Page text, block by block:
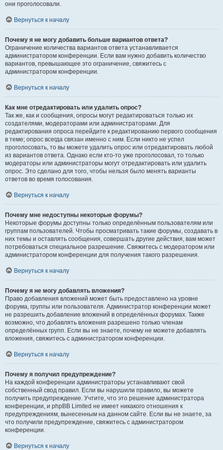
они проголосовали.
Вернуться к началу
Почему я не могу добавить больше вариантов ответа?
Ограничение количества вариантов ответа устанавливается
администратором конференции. Если вам нужно добавить количество
вариантов, превышающее это ограничение, свяжитесь с
администратором конференции.
Вернуться к началу
Как мне отредактировать или удалить опрос?
Так же, как и сообщения, опросы могут редактироваться только их
создателями, модераторами или администраторами. Для
редактирования опроса перейдите к редактированию первого сообщения
в теме; опрос всегда связан именно с ним. Если никто не успел
проголосовать, то вы можете удалить опрос или отредактировать любой
из вариантов ответа. Однако если кто-то уже проголосовал, то только
модераторы или администраторы могут отредактировать или удалить
опрос. Это сделано для того, чтобы нельзя было менять варианты
ответов во время голосования.
Вернуться к началу
Почему мне недоступны некоторые форумы?
Некоторые форумы доступны только определённым пользователям или
группам пользователей. Чтобы просматривать такие форумы, создавать в
них темы и оставлять сообщения, совершать другие действия, вам может
потребоваться специальное разрешение. Свяжитесь с модератором или
администратором конференции для получения такого разрешения.
Вернуться к началу
Почему я не могу добавлять вложения?
Право добавления вложений может быть предоставлено на уровне
форума, группы или пользователя. Администратор конференции может
не разрешить добавление вложений в определённых форумах. Также
возможно, что добавлять вложения разрешено только членам
определённых групп. Если вы не знаете, почему не можете добавлять
вложения, свяжитесь с администратором конференции.
Вернуться к началу
Почему я получил предупреждение?
На каждой конференции администраторы устанавливают свой
собственный свод правил. Если вы нарушили правило, вы можете
получить предупреждение. Учтите, что это решение администратора
конференции, и phpBB Limited не имеет никакого отношения к
предупреждениям, вынесенным на данном сайте. Если вы не знаете, за
что получили предупреждение, свяжитесь с администратором
конференции.
Вернуться к началу